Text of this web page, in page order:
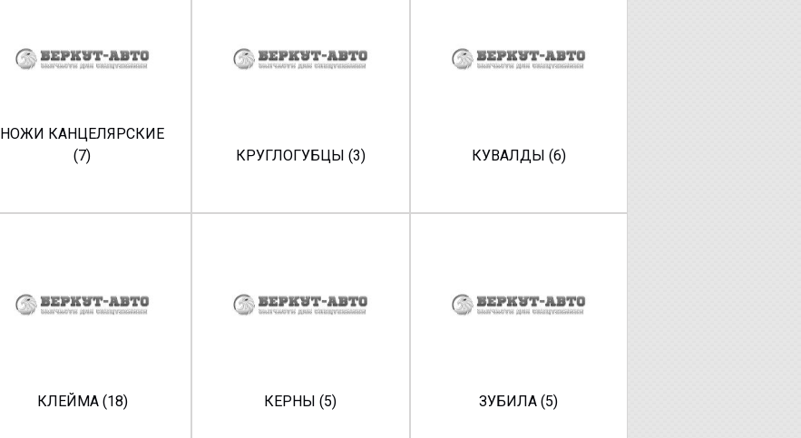
НОЖИ КАНЦЕЛЯРСКИЕ
(7)
КРУГЛОГУБЦЫ (3) КУВАЛДЫ (6)
КЛЕЙМА (18) КЕРНЫ (5) ЗУБИЛА (5)